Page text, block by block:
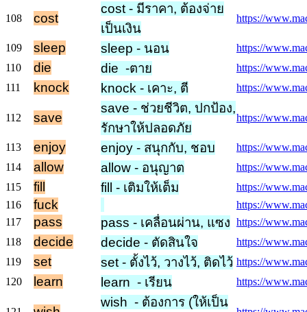
108 cost
cost - มีราคา, ต้องจ่าย
เป็นเงิน
https://
109 sleep sleep - นอน
https://
110
die die -ตาย
https://
111
knock knock - เคาะ, ตี https://
112 save
save - ช่วยชีวิต, ปกป้อง,
รักษาให้ปลอดภัย
https://
113 enjoy enjoy - สนุกกับ, ชอบ
https://
114
allow allow - อนุญาต
https://
115
fill fill - เติมให้เต็ม
https://
116
fuck
https://
117
pass pass - เคลื่อนผ่าน, แซง https://
118
decide decide - ตัดสินใจ
https://
119
set set - ตั้งไว้, วางไว้, ติดไว้ https://
120
learn learn - เรียน https://
wish - ต้องการ (ให้เป็น